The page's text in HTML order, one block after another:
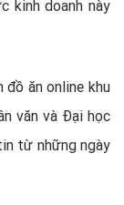
kinh doanh này
đồ ăn online khu
văn và Đại học
từ những ngày